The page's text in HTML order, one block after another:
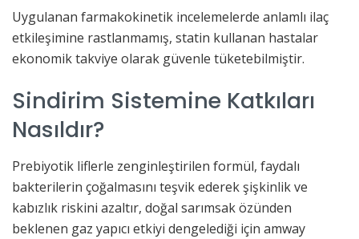
Uygulanan farmakokinetik incelemelerde anlamlı ilaç
etkileşimine rastlanmamış, statin kullanan hastalar
ekonomik takviye olarak güvenle tüketebilmiştir.
Sindirim Sistemine Katkıları
Nasıldır?
Prebiyotik liflerle zenginleştirilen formül, faydalı
bakterilerin çoğalmasını teşvik ederek şişkinlik ve
kabızlık riskini azaltır, doğal sarımsak özünden
beklenen gaz yapıcı etkiyi dengelediği için amway